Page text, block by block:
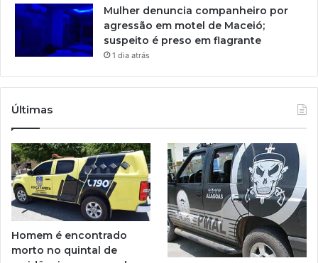
Mulher denuncia companheiro por
agressão em motel de Maceió;
suspeito é preso em flagrante
1 dia atrás
Últimas
Homem é encontrado
morto no quintal de